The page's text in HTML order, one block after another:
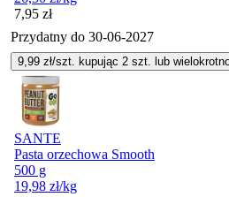
Cena
7,95 zł
Przydatny do 30-06-2027
9,99 zł/szt. kupując 2 szt. lub
SANTE
Pasta orzechowa Smooth
500 g
19,98 zł/kg